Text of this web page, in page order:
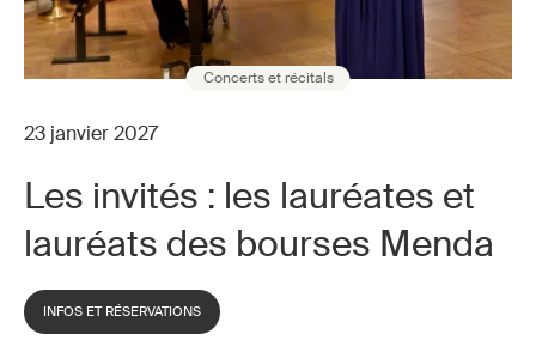
Concerts et récitals
23 janvier 2027
Les invités : les lauréates et
lauréats des bourses Menda
INFOS ET RÉSERVATIONS